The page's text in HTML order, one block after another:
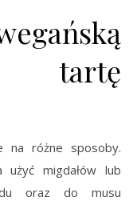
tartę
na różne sposoby.
użyć migdałów lub
oraz do musu